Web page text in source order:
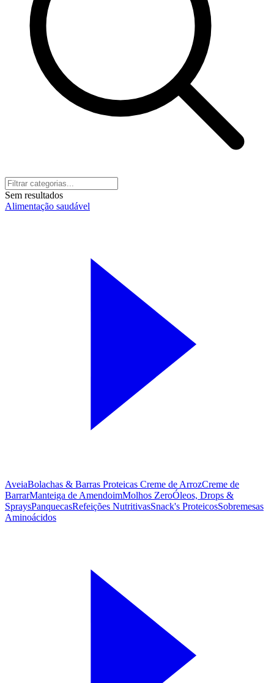
Sem resultados
Alimentação saudável
AveiaBolachas & Barras Proteicas Creme de ArrozCreme de
BarrarManteiga de AmendoimMolhos ZeroÓleos, Drops &
SpraysPanquecasRefeições NutritivasSnack's ProteicosSobremesas
Aminoácidos